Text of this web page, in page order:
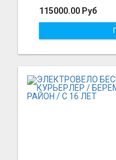
115000.00 Руб